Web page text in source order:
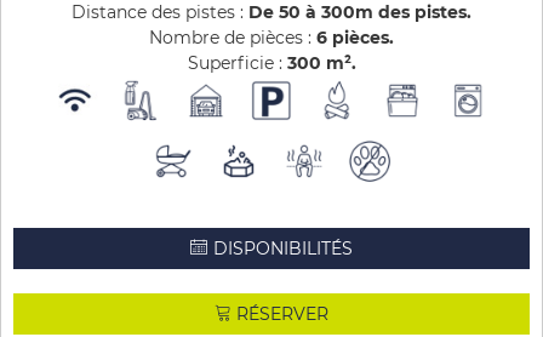
Distance des pistes : De 50 à 300m des pistes
Nombre de pièces : 6 pièces
Superficie : 300 m²
DISPONIBILITÉS
RÉSERVER